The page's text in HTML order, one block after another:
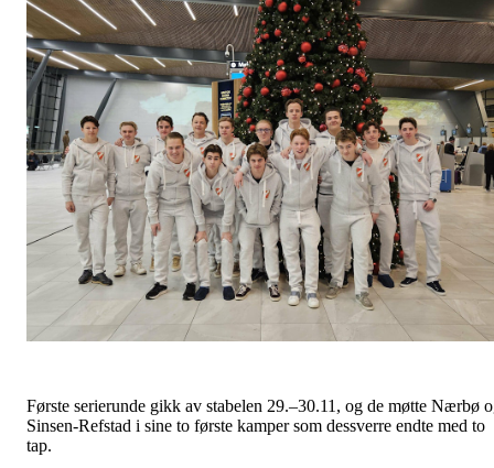
Første serierunde gikk av stabelen 29.–30.11, og de møtte Nærbø
Sinsen-Refstad i sine to første kamper som dessverre endte med to
tap.